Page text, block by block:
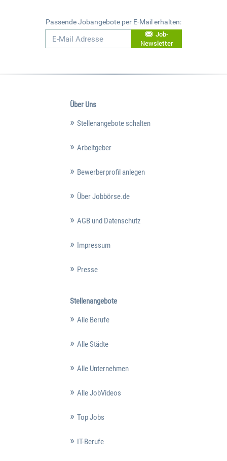
Passende Jobangebote per E-Mail erhalten:
Job-
Newsletter
Über Uns
Stellenangebote schalten
Arbeitgeber
Bewerberprofil anlegen
Über Jobbörse.de
AGB und Datenschutz
Impressum
Presse
Stellenangebote
Alle Berufe
Alle Städte
Alle Unternehmen
Alle JobVideos
Top Jobs
IT-Berufe